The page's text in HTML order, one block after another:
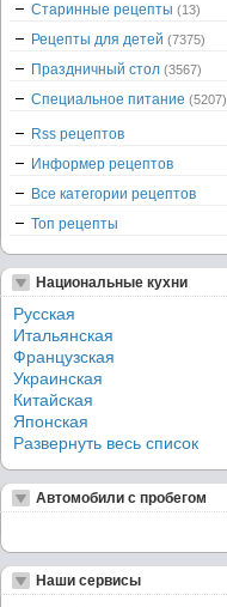
Старинные рецепты (13)
Рецепты для детей (7375)
Праздничный стол (3567)
Специальное питание (5207)
Rss рецептов
Информер рецептов
Все категории рецептов
Топ рецепты
Национальные кухни
Русская
Итальянская
Французская
Украинская
Китайская
Японская
Развернуть весь список
Автомобили с пробегом
Наши сервисы